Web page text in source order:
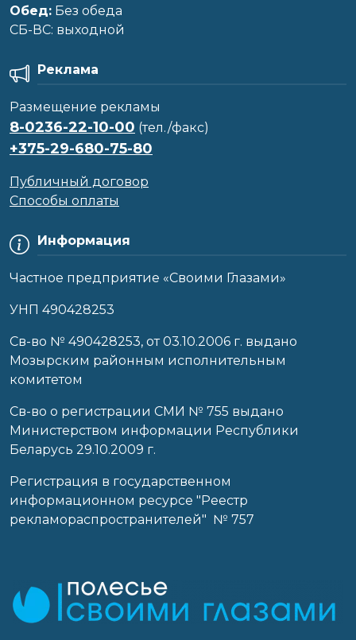
Обед: Без обеда
CБ-ВС: выходной
Информация
Частное предприятие «Своими Глазами»
УНП 490428253
Cв-во № 490428253, от 03.10.2006 г. выдано
Мозырским районным исполнительным
комитетом
Св-во о регистрации СМИ № 755 выдано
Министерством информации Республики
Беларусь 29.10.2009 г.
Регистрация в государственном
информационном ресурсе "Реестр
рекламораспространителей" № 757
Реклама
Размещение рекламы
8-0236-22-10-00 (тел./факс)
+375-29-680-75-80
Публичный договор
Способы оплаты